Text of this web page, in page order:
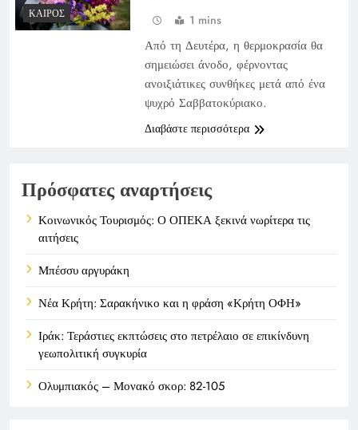
ΚΑΙΡΌΣ 1 mins
Από τη Δευτέρα, η θερμοκρασία θα
σημειώσει άνοδο, φέρνοντας
ανοιξιάτικες συνθήκες μετά από ένα
ψυχρό Σαββατοκύριακο.
Διαβάστε περισσότερα
Πρόσφατες αναρτήσεις
Κοινωνικός Τουρισμός: Ο ΟΠΕΚΑ ξεκινά νωρίτερα τις
αιτήσεις
Μπέσσυ αργυράκη
Νέα Κρήτη: Σαρακήνικο και η φράση «Κρήτη ΟΦΗ»
Ιράκ: Τεράστιες εκπτώσεις στο πετρέλαιο σε επικίνδυνη
γεωπολιτική συγκυρία
Ολυμπιακός – Μονακό σκορ: 82-105